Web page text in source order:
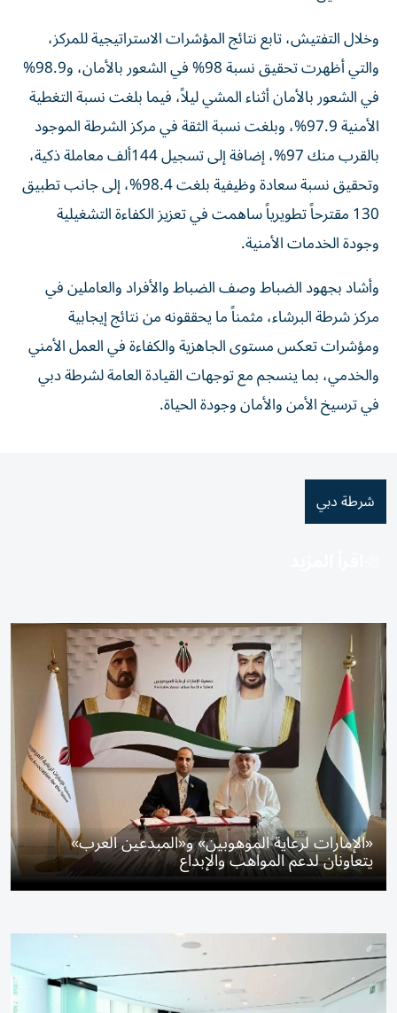
وخلال التفتيش، تابع نتائج المؤشرات الاستراتيجية للمركز،
والتي أظهرت تحقيق نسبة 98% في الشعور بالأمان، و98.9%
في الشعور بالأمان أثناء المشي ليلاً، فيما بلغت نسبة التغطية
الأمنية 97.9%، وبلغت نسبة الثقة في مركز الشرطة الموجود
بالقرب منك 97%، إضافة إلى تسجيل 144ألف معاملة ذكية،
وتحقيق نسبة سعادة وظيفية بلغت 98.4%، إلى جانب تطبيق
130 مقترحاً تطويرياً ساهمت في تعزيز الكفاءة التشغيلية
وجودة الخدمات الأمنية.
وأشاد بجهود الضباط وصف الضباط والأفراد والعاملين في
مركز شرطة البرشاء، مثمناً ما يحققونه من نتائج إيجابية
ومؤشرات تعكس مستوى الجاهزية والكفاءة في العمل الأمني
والخدمي، بما ينسجم مع توجهات القيادة العامة لشرطة دبي
في ترسيخ الأمن والأمان وجودة الحياة.
شرطة دبي
«الإمارات لرعاية الموهوبين» و«المبدعين العرب»
يتعاونان لدعم المواهب والإبداع